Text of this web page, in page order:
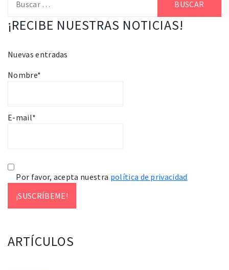
¡RECIBE NUESTRAS NOTICIAS!
Nuevas entradas
Nombre*
E-mail*
Por favor, acepta nuestra política de privacidad
ARTÍCULOS